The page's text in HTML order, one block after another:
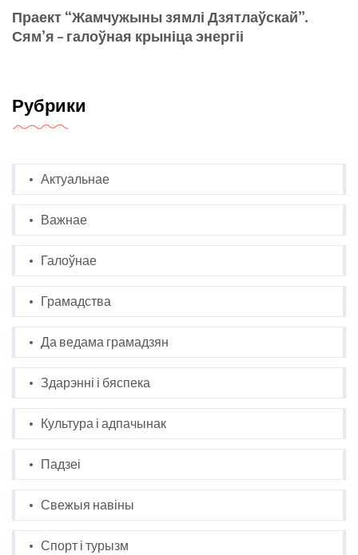
Праект “Жамчужыны зямлі Дзятлаўскай”.
Сям’я – галоўная крыніца энергіі
Рубрики
Актуальнае
Важнае
Галоўнае
Грамадства
Да ведама грамадзян
Здарэнні і бяспека
Культура і адпачынак
Падзеі
Свежыя навіны
Спорт і турызм